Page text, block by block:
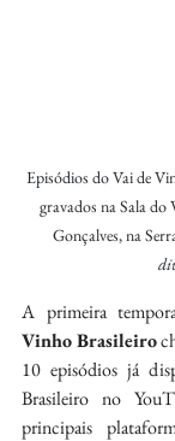
Episódios do Vai de
gravados na Sala
Gonçalves, na
A primeira
Vinho Brasileiro
10 episódios já
Brasileiro no
principais